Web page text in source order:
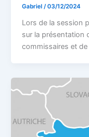
Gabriel /03/12/2024
Lors de la session
sur la présentation
commissaires et